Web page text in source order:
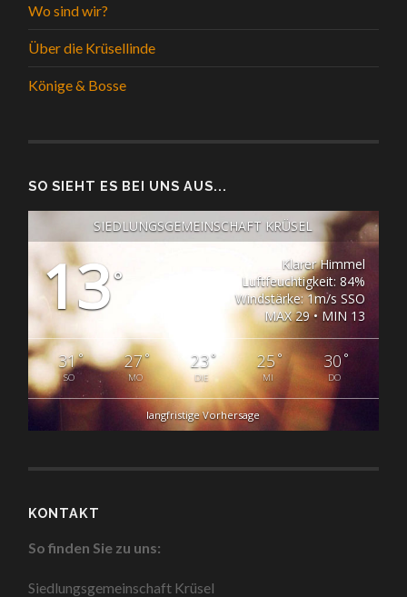
Wo sind wir?
Über die Krüsellinde
Könige & Bosse
SO SIEHT ES BEI UNS AUS...
SIEDLUNGSGEMEINSCHAFT KRÜSEL
13°
Klarer Himmel
Luftfeuchtigkeit: 84%
Windstärke: 1m/s SSO
MAX 29 • MIN 13
31°
SO
27°
MO
23°
DIE
25°
MI
30 °
DO
langfristige Vorhersage
KONTAKT
So finden Sie zu uns:
Siedlungsgemeinschaft Krüsel